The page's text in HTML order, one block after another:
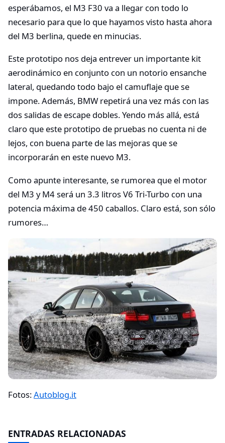
esperábamos, el M3 F30 va a llegar con todo lo
necesario para que lo que hayamos visto hasta ahora
del M3 berlina, quede en minucias.
Este prototipo nos deja entrever un importante kit
aerodinámico en conjunto con un notorio ensanche
lateral, quedando todo bajo el camuflaje que se
impone. Además, BMW repetirá una vez más con las
dos salidas de escape dobles. Yendo más allá, está
claro que este prototipo de pruebas no cuenta ni de
lejos, con buena parte de las mejoras que se
incorporarán en este nuevo M3.
Como apunte interesante, se rumorea que el motor
del M3 y M4 será un 3.3 litros V6 Tri-Turbo con una
potencia máxima de 450 caballos. Claro está, son sólo
rumores…
Fotos:Autoblog.it
ENTRADAS RELACIONADAS